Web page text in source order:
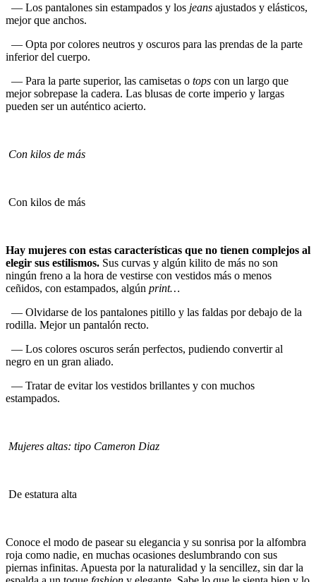
— Los pantalones sin estampados y los jeans ajustados y elásticos,
mejor que anchos.
— Opta por colores neutros y oscuros para las prendas de la parte
inferior del cuerpo.
— Para la parte superior, las camisetas o tops con un largo que
mejor sobrepase la cadera. Las blusas de corte imperio y largas
pueden ser un auténtico acierto.
Con kilos de más
Con kilos de más
Hay mujeres con estas características que no tienen complejos al
elegir sus estilismos. Sus curvas y algún kilito de más no son
ningún freno a la hora de vestirse con vestidos más o menos
ceñidos, con estampados, algún print…
— Olvidarse de los pantalones pitillo y las faldas por debajo de la
rodilla. Mejor un pantalón recto.
— Los colores oscuros serán perfectos, pudiendo convertir al
negro en un gran aliado.
— Tratar de evitar los vestidos brillantes y con muchos
estampados.
Mujeres altas: tipo Cameron Diaz
De estatura alta
Conoce el modo de pasear su elegancia y su sonrisa por la alfombra
roja como nadie, en muchas ocasiones deslumbrando con sus
piernas infinitas. Apuesta por la naturalidad y la sencillez, sin dar la